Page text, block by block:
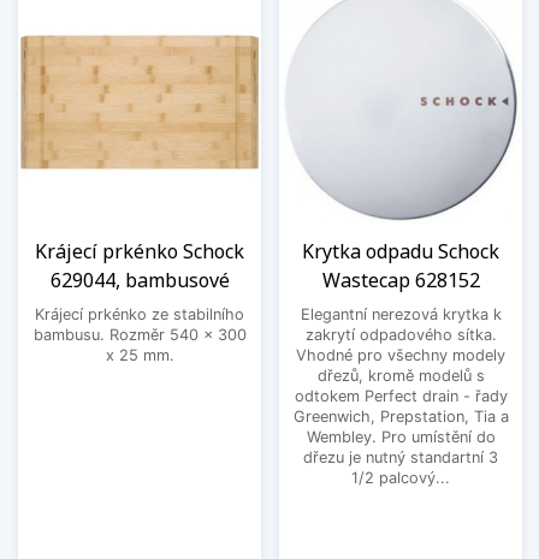
Krájecí prkénko Schock
629044, bambusové
Krájecí prkénko ze stabilního
bambusu. Rozměr 540 x 300
x 25 mm.
Krytka odpadu Schock
Wastecap 628152
Elegantní nerezová krytka k
zakrytí odpadového sítka.
Vhodné pro všechny modely
dřezů, kromě modelů s
odtokem Perfect drain - řady
Greenwich, Prepstation, Tia a
Wembley. Pro umístění do
dřezu je nutný standartní 3
1/2 palcový...